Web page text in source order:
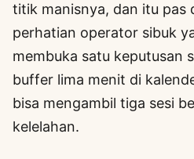
titik manisnya, dan itu pas
perhatian operator sibuk
membuka satu keputusan
buffer lima menit di
bisa mengambil tiga sesi
kelelahan.